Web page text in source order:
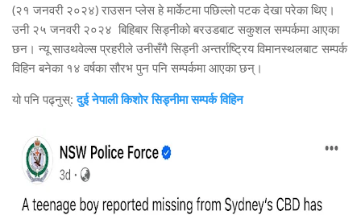
(२१ जनवरी २०२४) राउसन प्लेस हे मार्केटमा पछिल्लो पटक देखा परेका थिए।
उनी २५ जनवरी २०२४ बिहिबार सिड्नीको बरउडबाट सकुशल सम्पर्कमा आएका
छन। न्यू साउथवेल्स प्रहरीले उनीसँगै सिड्नी अन्तर्राष्ट्रिय विमानस्थलबाट सम्पर्क
विहिन बनेका १४ वर्षका सौरभ पुन पनि सम्पर्कमा आएका छन्।
यो पनि पढ्नुस्:दुई नेपाली किशोर सिड्नीमा सम्पर्क विहिन